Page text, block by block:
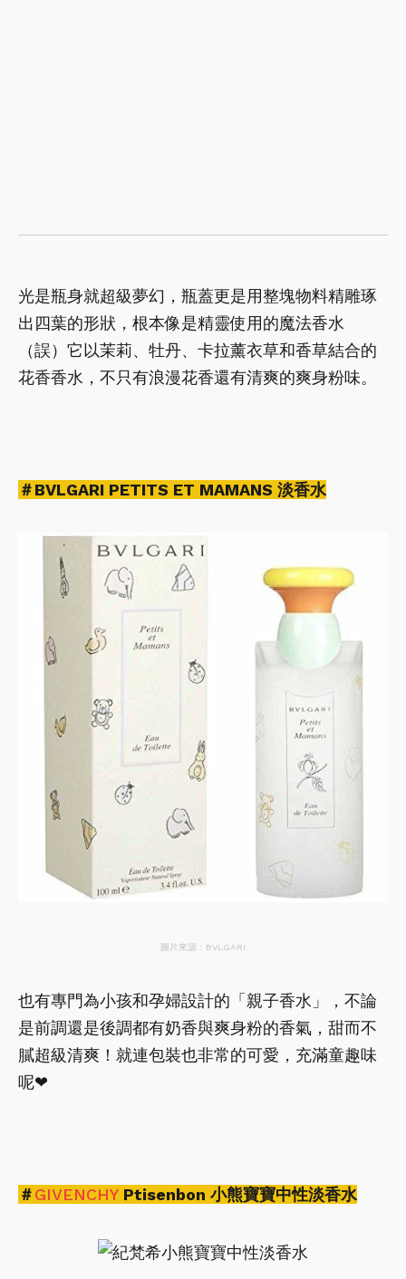
光是瓶身就超級夢幻，瓶蓋更是用整塊物料精雕琢
出四葉的形狀，根本像是精靈使用的魔法香水
（誤）它以茉莉、牡丹、卡拉薰衣草和香草結合的
花香香水，不只有浪漫花香還有清爽的爽身粉味。
＃BVLGARI PETITS ET MAMANS 淡香水
圖片來源：BVLGARI
也有專門為小孩和孕婦設計的「親子香水」，不論
是前調還是後調都有奶香與爽身粉的香氣，甜而不
膩超級清爽！就連包裝也非常的可愛，充滿童趣味
呢❤
＃GIVENCHY Ptisenbon 小熊寶寶中性淡香水